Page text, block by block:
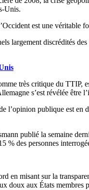
Unis.
est une véritable
largement discrédités
très critique du TTIP,
s’est révélée
l’opinion publique est
publié la semaine
% des personnes
en misant sur la
doux aux États membres